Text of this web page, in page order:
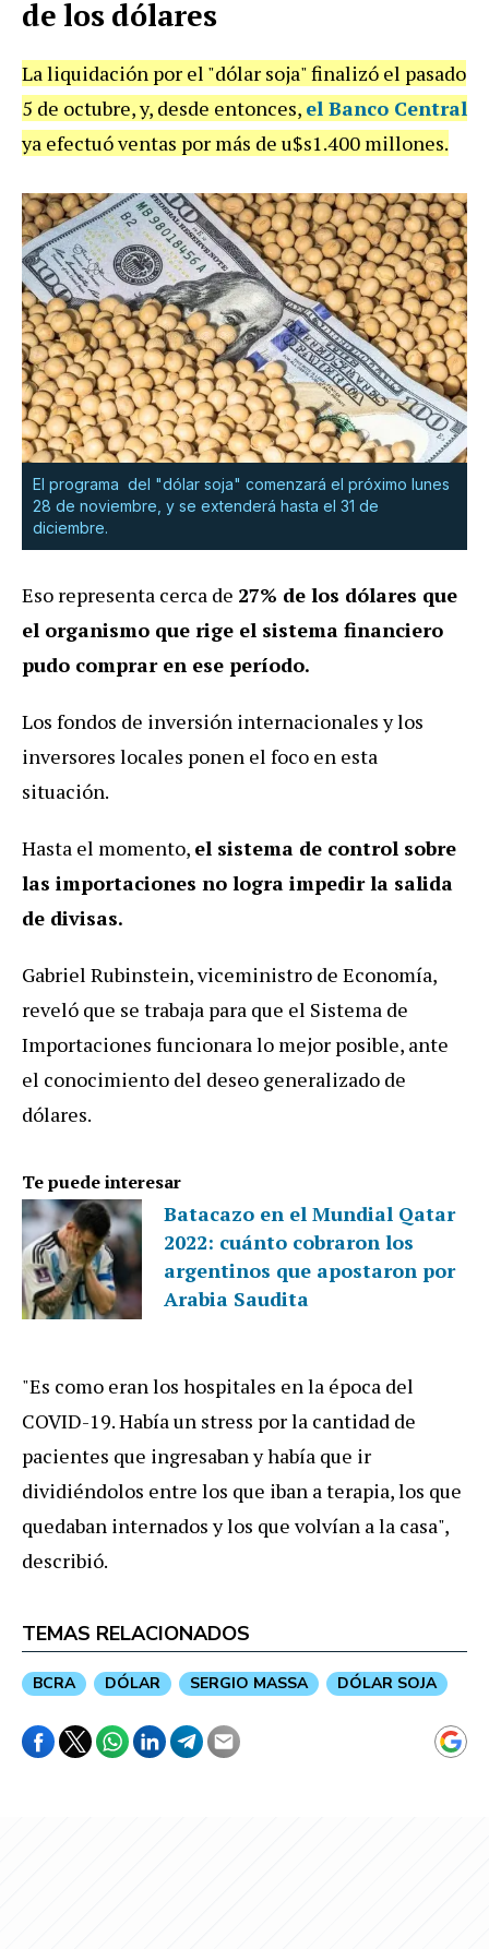
de los dólares
La liquidación por el "dólar soja" finalizó el pasado
5 de octubre, y, desde entonces, el Banco Central
ya efectuó ventas por más de u$s1.400 millones.
El programa del "dólar soja" comenzará el próximo lunes
28 de noviembre, y se extenderá hasta el 31 de
diciembre.
Eso representa cerca de 27% de los dólares que
el organismo que rige el sistema financiero
pudo comprar en ese período.
Los fondos de inversión internacionales y los
inversores locales ponen el foco en esta
situación.
Hasta el momento, el sistema de control sobre
las importaciones no logra impedir la salida
de divisas.
Gabriel Rubinstein, viceministro de Economía,
reveló que se trabaja para que el Sistema de
Importaciones funcionara lo mejor posible, ante
el conocimiento del deseo generalizado de
dólares.
Te puede interesar
Batacazo en el Mundial Qatar
2022: cuánto cobraron los
argentinos que apostaron por
Arabia Saudita
"Es como eran los hospitales en la época del
COVID-19. Había un stress por la cantidad de
pacientes que ingresaban y había que ir
dividiéndolos entre los que iban a terapia, los que
quedaban internados y los que volvían a la casa",
describió.
TEMAS RELACIONADOS
BCRA DÓLAR SERGIO MASSA DÓLAR SOJA